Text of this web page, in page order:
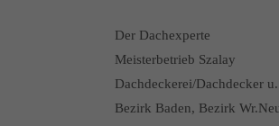
Der Dachexperte
Meisterbetrieb Szalay
Dachdeckerei/Dachdecker
Bezirk Baden, Bezirk